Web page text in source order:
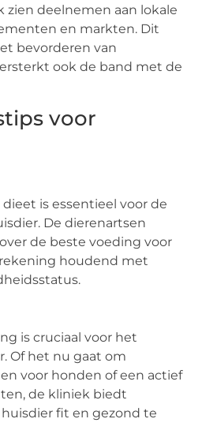
zien deelnemen aan lokale
en markten. Dit
bevorderen van
ook de band met de
voor
is essentieel voor de
De dierenartsen
de beste voeding voor
houdend met
is cruciaal voor het
Of het nu gaat om
voor honden of een actief
de kliniek biedt
fit en gezond te